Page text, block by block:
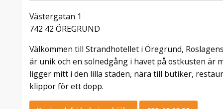
Västergatan 1
742 42 ÖREGRUND
Välkommen till Strandhotellet i Öregrund,
är unik och en solnedgång i havet på ostkusten är
ligger mitt i den lilla staden, nära till butiker,
klippor för ett dopp.
När ni
Ekerö
Julbord på Ekerö
Mälaren dukar vi upp ett
klassiskt svenskt julbord i
Skyttegården. Här möts ni av
doften av gran, ljus som
brinner stilla och smaker ...